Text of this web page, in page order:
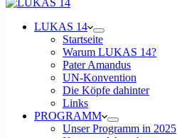
LUKAS 14
Startseite
Warum LUKAS 14?
Pater Amandus
UN-Konvention
Die Köpfe dahinter
Links
PROGRAMM
Unser Programm in 2025